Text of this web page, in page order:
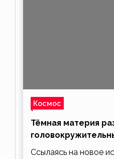
Космос
Тёмная материя
Ссылаясь на новое